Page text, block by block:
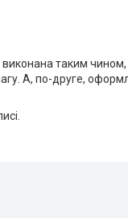
виконана таким
А, по-друге,